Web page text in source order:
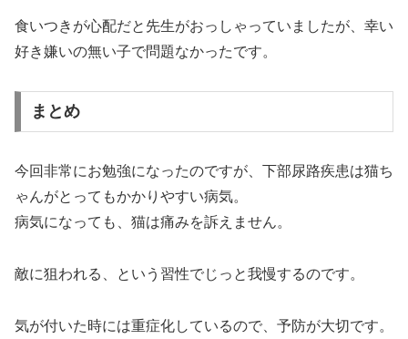
食いつきが心配だと先生がおっしゃっていましたが、幸い
好き嫌いの無い子で問題なかったです。
まとめ
今回非常にお勉強になったのですが、下部尿路疾患は猫ち
ゃんがとってもかかりやすい病気。
病気になっても、猫は痛みを訴えません。
敵に狙われる、という習性でじっと我慢するのです。
気が付いた時には重症化しているので、予防が大切です。